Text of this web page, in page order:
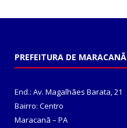
PREFEITURA DE MARACANÃ
End.: Av. Magalhães Barata, 21
Bairro: Centro
Maracanã – PA